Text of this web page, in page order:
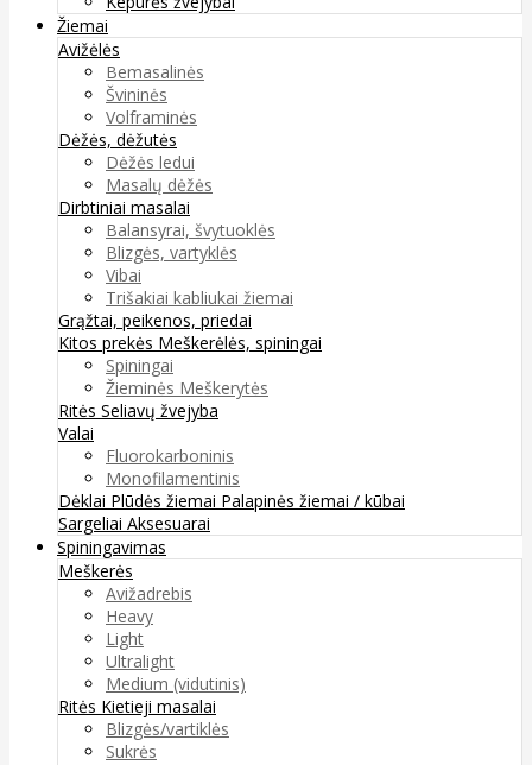
Žiemai
Avižėlės
Bemasalinės
Švininės
Volframinės
Dėžės, dėžutės
Dėžės ledui
Masalų dėžės
Dirbtiniai masalai
Balansyrai, švytuoklės
Blizgės, vartyklės
Vibai
Trišakiai kabliukai žiemai
Grąžtai, peikenos, priedai
Kitos prekės Meškerėlės, spiningai
Spiningai
Žieminės Meškerytės
Ritės Seliavų žvejyba
Valai
Fluorokarboninis
Monofilamentinis
Dėklai Plūdės žiemai Palapinės žiemai / kūbai
Sargeliai Aksesuarai
Spiningavimas
Meškerės
Avižadrebis
Heavy
Light
Ultralight
Medium (vidutinis)
Ritės Kietieji masalai
Blizgės/vartiklės
Sukrės